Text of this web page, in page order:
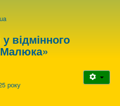
Про нас
зв'язок
відмінного
року